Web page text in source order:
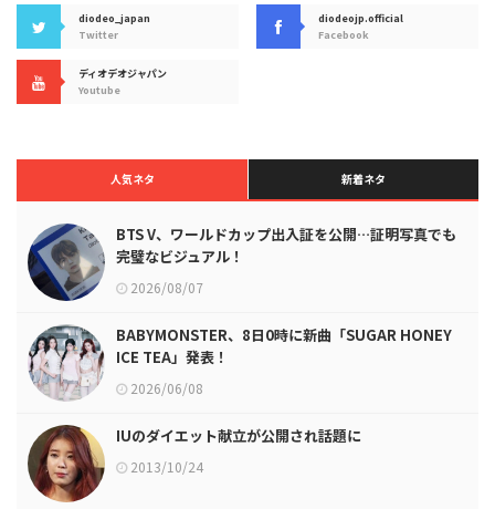
diodeo_japan
Twitter
diodeojp.official
Facebook
ディオデオジャパン
Youtube
人気ネタ 新着ネタ
BTS V、ワールドカップ出入証を公開…証明写真でも
完璧なビジュアル！
2026/08/07
BABYMONSTER、8日0時に新曲「SUGAR HONEY
ICE TEA」発表！
2026/06/08
IUのダイエット献立が公開され話題に
2013/10/24